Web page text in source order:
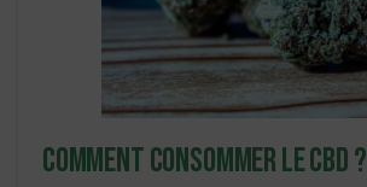
Comment consommer le CBD ?